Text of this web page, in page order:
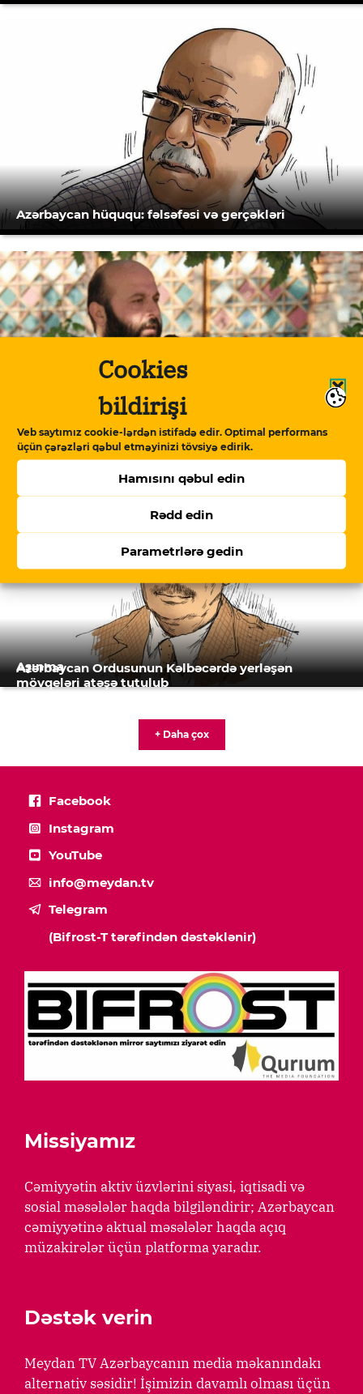
Cookies
bildirişi
Veb saytımız cookie-lərdən istifadə edir. Optimal performans
üçün çərəzləri qəbul etməyinizi tövsiyə edirik.
Hamısını qəbul edin
Rədd edin
Parametrlərə gedin
Azərbaycan hüququ: fəlsəfəsi və gerçəkləri
Həbs olunan ilahiyyatçı özünü İranla gərginliyin
qurbanı sayır
Aşınma
Azərbaycan Ordusunun Kəlbəcərdə yerləşən
mövqeləri atəşə tutulub
+ Daha çox
Facebook
Instagram
YouTube
info@meydan.tv
Telegram
(Bifrost-T tərəfindən dəstəklənir)
Missiyamız
Cəmiyyətin aktiv üzvlərini siyasi, iqtisadi və
sosial məsələlər haqda bilgiləndirir; Azərbaycan
cəmiyyətinə aktual məsələlər haqda açıq
müzakirələr üçün platforma yaradır.
Dəstək verin
Meydan TV Azərbaycanın media məkanındakı
alternativ səsidir! İşimizin davamlı olması üçün